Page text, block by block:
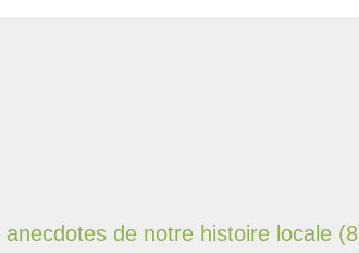
de notre histoire locale